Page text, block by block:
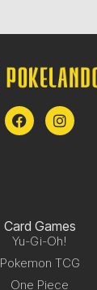
Card Games
Yu-Gi-Oh!
Pokemon TCG
One Piece